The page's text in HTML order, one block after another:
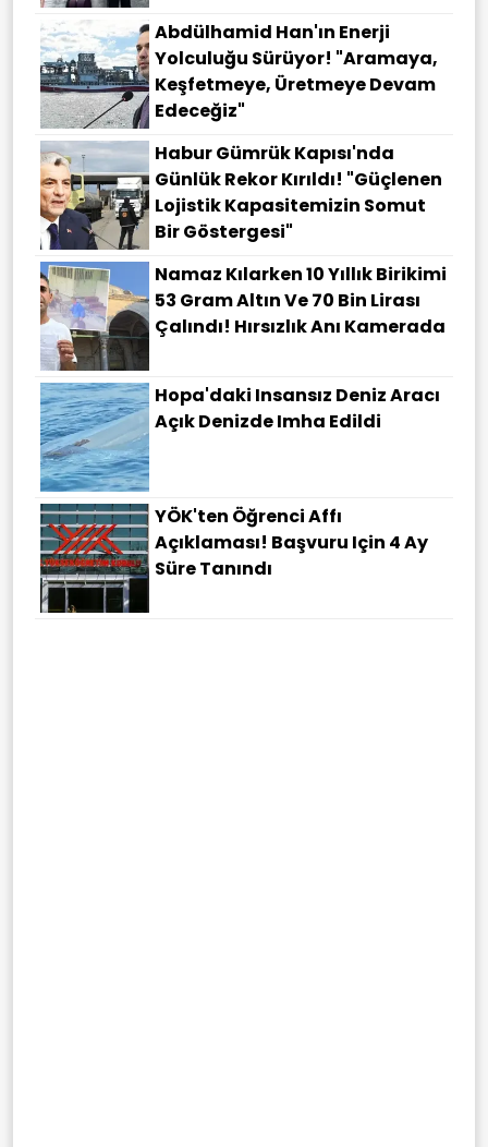
Abdülhamid Han'ın Enerji
Yolculuğu Sürüyor! "Aramaya,
Keşfetmeye, Üretmeye Devam
Edeceğiz"
Habur Gümrük Kapısı'nda
Günlük Rekor Kırıldı! "Güçlenen
Lojistik Kapasitemizin Somut
Bir Göstergesi"
Namaz Kılarken 10 Yıllık Birikimi
53 Gram Altın Ve 70 Bin Lirası
Çalındı! Hırsızlık Anı Kamerada
Hopa'daki Insansız Deniz Aracı
Açık Denizde Imha Edildi
YÖK'ten Öğrenci Affı
Açıklaması! Başvuru Için 4 Ay
Süre Tanındı